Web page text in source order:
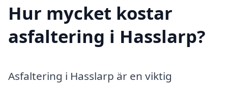
Hur mycket kostar
asfaltering i Hasslarp?
Asfaltering i Hasslarp är en viktig